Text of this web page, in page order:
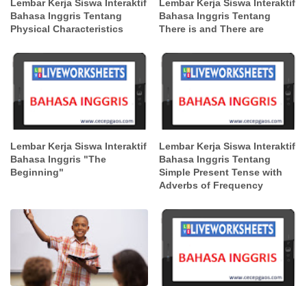
Lembar Kerja Siswa Interaktif
Bahasa Inggris Tentang
Physical Characteristics
Lembar Kerja Siswa Interaktif
Bahasa Inggris Tentang
There is and There are
Lembar Kerja Siswa Interaktif
Bahasa Inggris "The
Beginning"
Lembar Kerja Siswa Interaktif
Bahasa Inggris Tentang
Simple Present Tense with
Adverbs of Frequency